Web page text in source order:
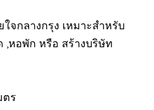
จกลางกรุง เหมาะสำหรับ
,หอพัก หรือ สร้างบริษัท
ตร